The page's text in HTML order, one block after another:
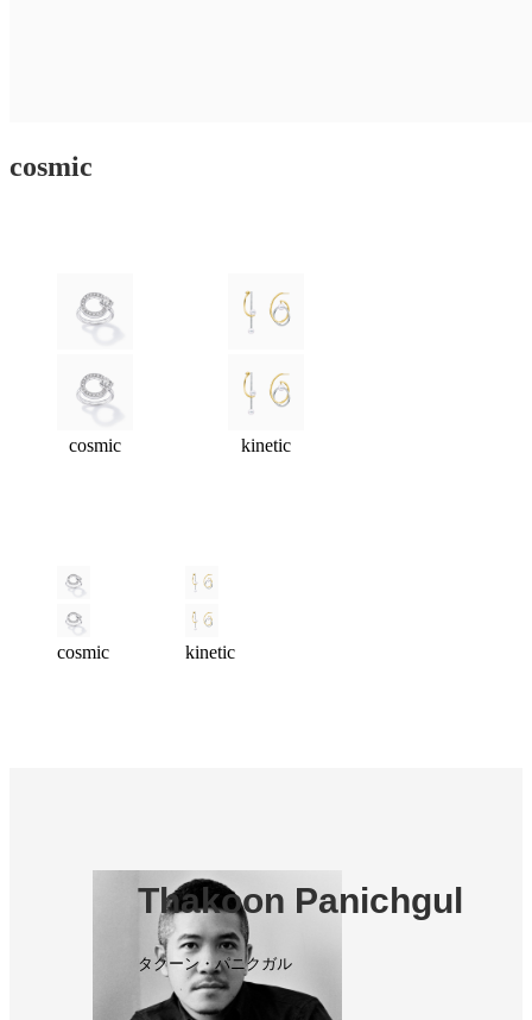
cosmic
cosmic kinetic
cosmic kinetic
Thakoon Panichgul
タクーン・パニクガル